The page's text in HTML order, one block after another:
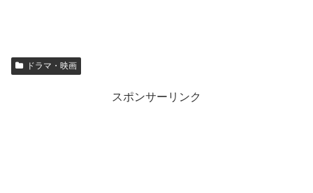
ドラマ・映画
スポンサーリンク